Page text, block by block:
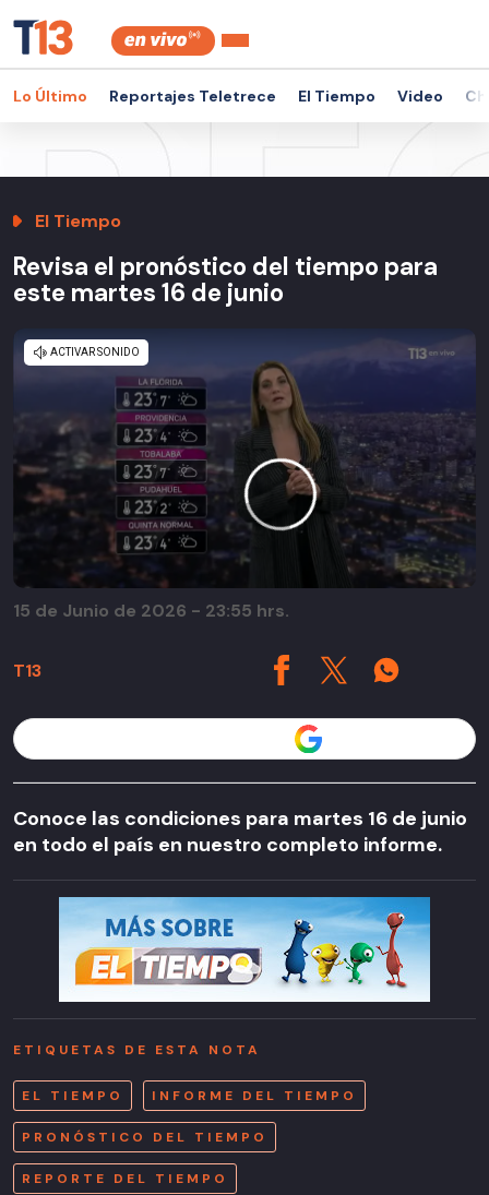
Lo Último Reportajes Teletrece El Tiempo Video
El Tiempo
Revisa el pronóstico del tiempo para
este martes 16 de junio
T13
15 de Junio de 2026 - 23:55 hrs.
Conoce las condiciones para martes 16 de junio
en todo el país en nuestro completo informe.
ETIQUETAS DE ESTA NOTA
EL TIEMPO INFORME DEL TIEMPO
PRONÓSTICO DEL TIEMPO
REPORTE DEL TIEMPO